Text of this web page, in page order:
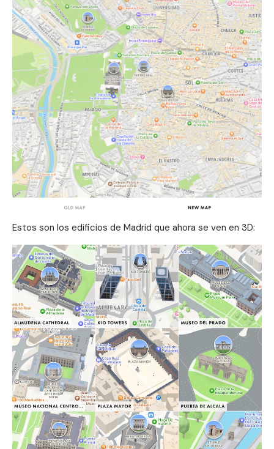
Estos son los edificios de Madrid que ahora se ven en 3D: